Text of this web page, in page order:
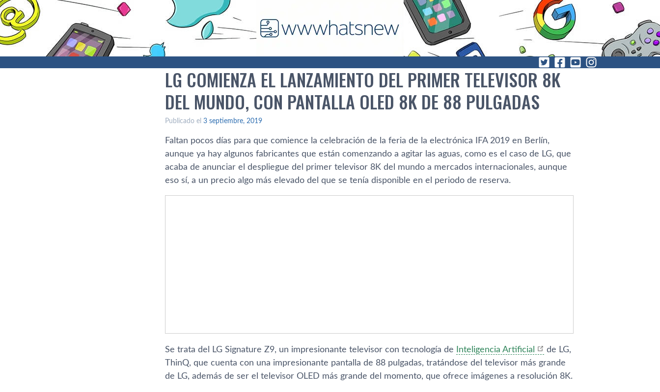
LG COMIENZA EL LANZAMIENTO DEL PRIMER TELEVISOR 8K
DEL MUNDO, CON PANTALLA OLED 8K DE 88 PULGADAS
Publicado el 3 septiembre, 2019
Faltan pocos días para que comience la celebración de la feria de la electrónica IFA 2019 en Berlín,
aunque ya hay algunos fabricantes que están comenzando a agitar las aguas, como es el caso de LG, que
acaba de anunciar el despliegue del primer televisor 8K del mundo a mercados internacionales, aunque
eso sí, a un precio algo más elevado del que se tenía disponible en el periodo de reserva.
Se trata del LG Signature Z9, un impresionante televisor con tecnología de Inteligencia Artificial
de LG,
ThinQ, que cuenta con una impresionante pantalla de 88 pulgadas, tratándose del televisor más grande
de LG, además de ser el televisor OLED más grande del momento, que ofrece imágenes a resolución 8K.